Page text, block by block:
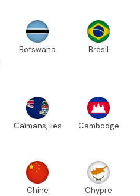
Botswana Brésil
Caïmans, Iles Cambodge
Chine Chypre